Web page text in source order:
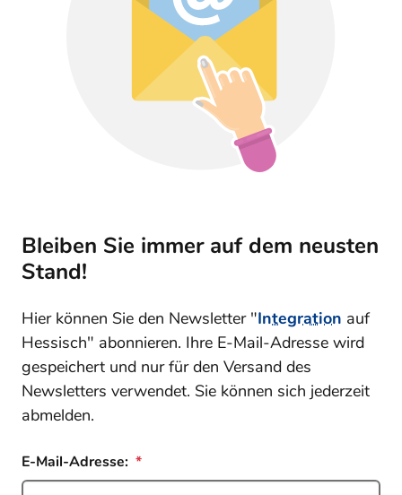
Bleiben Sie immer auf dem neusten
Stand!
Hier können Sie den Newsletter "Integration auf
Hessisch" abonnieren. Ihre E-Mail-Adresse wird
gespeichert und nur für den Versand des
Newsletters verwendet. Sie können sich jederzeit
abmelden.
E-Mail-Adresse: